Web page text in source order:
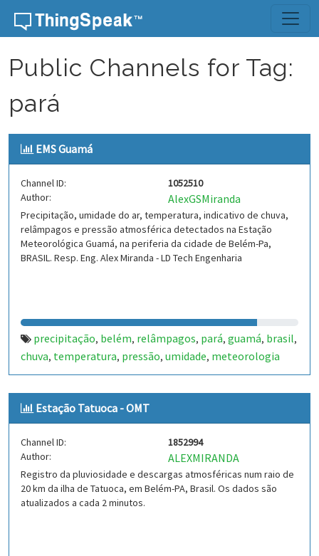
Skip to content
Public Channels for Tag:
pará
EMS Guamá
Channel ID:
1052510
Author:
AlexGSMiranda
Precipitação, umidade do ar, temperatura, indicativo de chuva,
relâmpagos e pressão atmosférica detectados na Estação
Meteorológica Guamá, na periferia da cidade de Belém-Pa,
BRASIL. Resp. Eng. Alex Miranda - LD Tech Engenharia
precipitação, belém, relâmpagos, pará, guamá, brasil,
chuva, temperatura, pressão, umidade, meteorologia
Estação Tatuoca - OMT
Channel ID:
1852994
Author:
ALEXMIRANDA
Registro da pluviosidade e descargas atmosféricas num raio de
20 km da ilha de Tatuoca, em Belém-PA, Brasil. Os dados são
atualizados a cada 2 minutos.